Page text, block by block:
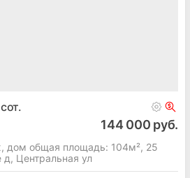
сот.
144 000 руб.
дом общая площадь: 104м², 25
Центральная ул